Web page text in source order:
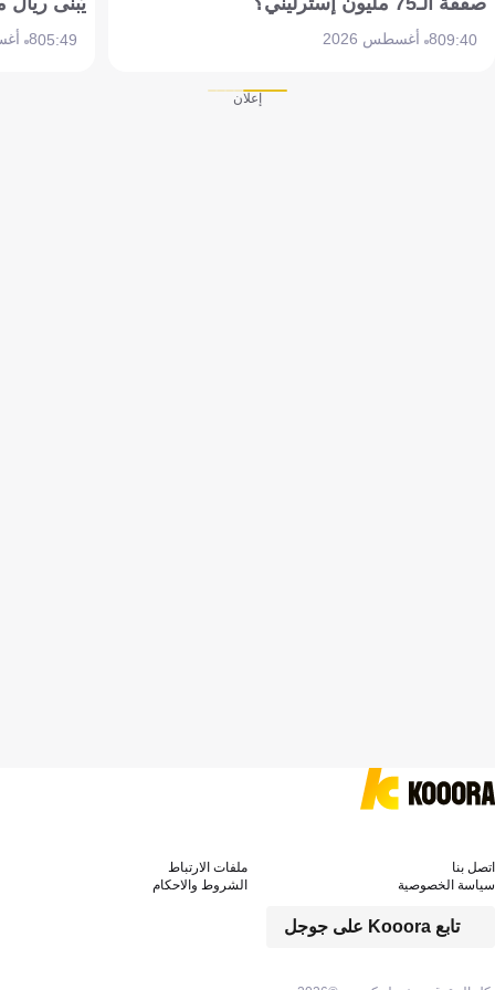
09:408 أغسطس 2026 05:498 أغسطس 2026
إعلان
تابع Kooora على جوجل
اتصل بنا
ملفات الارتباط
سياسة الخصوصية
الشروط والاحكام